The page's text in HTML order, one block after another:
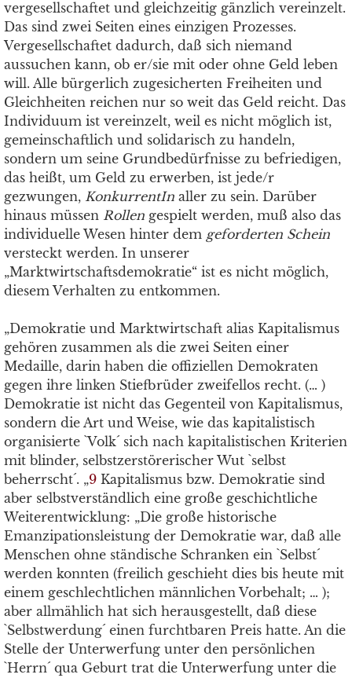
vergesellschaftet und gleichzeitig gänzlich vereinzelt.
Das sind zwei Seiten eines einzigen Prozesses.
Vergesellschaftet dadurch, daß sich niemand
aussuchen kann, ob er/sie mit oder ohne Geld leben
will. Alle bürgerlich zugesicherten Freiheiten und
Gleichheiten reichen nur so weit das Geld reicht. Das
Individuum ist vereinzelt, weil es nicht möglich ist,
gemeinschaftlich und solidarisch zu handeln,
sondern um seine Grundbedürfnisse zu befriedigen,
das heißt, um Geld zu erwerben, ist jede/r
gezwungen, KonkurrentIn aller zu sein. Darüber
hinaus müssen Rollen gespielt werden, muß also das
individuelle Wesen hinter dem geforderten Schein
versteckt werden. In unserer
„Marktwirtschaftsdemokratie“ ist es nicht möglich,
diesem Verhalten zu entkommen.
„Demokratie und Marktwirtschaft alias Kapitalismus
gehören zusammen als die zwei Seiten einer
Medaille, darin haben die offiziellen Demokraten
gegen ihre linken Stiefbrüder zweifellos recht. (… )
Demokratie ist nicht das Gegenteil von Kapitalismus,
sondern die Art und Weise, wie das kapitalistisch
organisierte `Volk´ sich nach kapitalistischen Kriterien
mit blinder, selbstzerstörerischer Wut `selbst
beherrscht´. „9 Kapitalismus bzw. Demokratie sind
aber selbstverständlich eine große geschichtliche
Weiterentwicklung: „Die große historische
Emanzipationsleistung der Demokratie war, daß alle
Menschen ohne ständische Schranken ein `Selbst´
werden konnten (freilich geschieht dies bis heute mit
einem geschlechtlichen männlichen Vorbehalt; … );
aber allmählich hat sich herausgestellt, daß diese
`Selbstwerdung´ einen furchtbaren Preis hatte. An die
Stelle der Unterwerfung unter den persönlichen
`Herrn´ qua Geburt trat die Unterwerfung unter die